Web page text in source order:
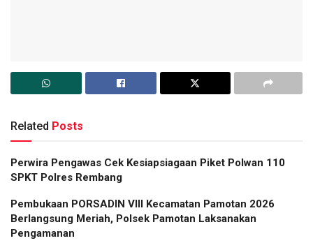
Related Posts
Perwira Pengawas Cek Kesiapsiagaan Piket Polwan 110
SPKT Polres Rembang
Pembukaan PORSADIN VIII Kecamatan Pamotan 2026
Berlangsung Meriah, Polsek Pamotan Laksanakan
Pengamanan